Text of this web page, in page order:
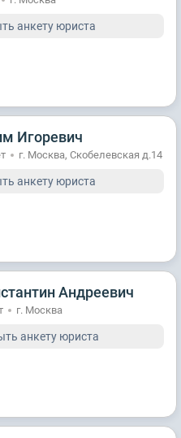
анкету юриста
Игоревич
г. Москва, Скобелевская д.14
анкету юриста
Андреевич
г. Москва
анкету юриста